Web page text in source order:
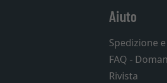
Aiuto
Spedizione
FAQ -
Rivista